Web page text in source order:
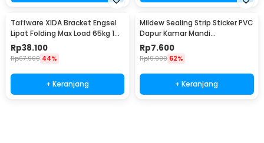
Taffware XIDA Bracket Engsel
Lipat Folding Max Load 65kg 14
Inch 2 PCS - JM007
Rp38.100
Rp67.900 44%
+ Keranjang
Mildew Sealing Strip Sticker PVC
Dapur Kamar Mandi
3.7cmx3.2M
Rp7.600
Rp19.900 62%
+ Keranjang